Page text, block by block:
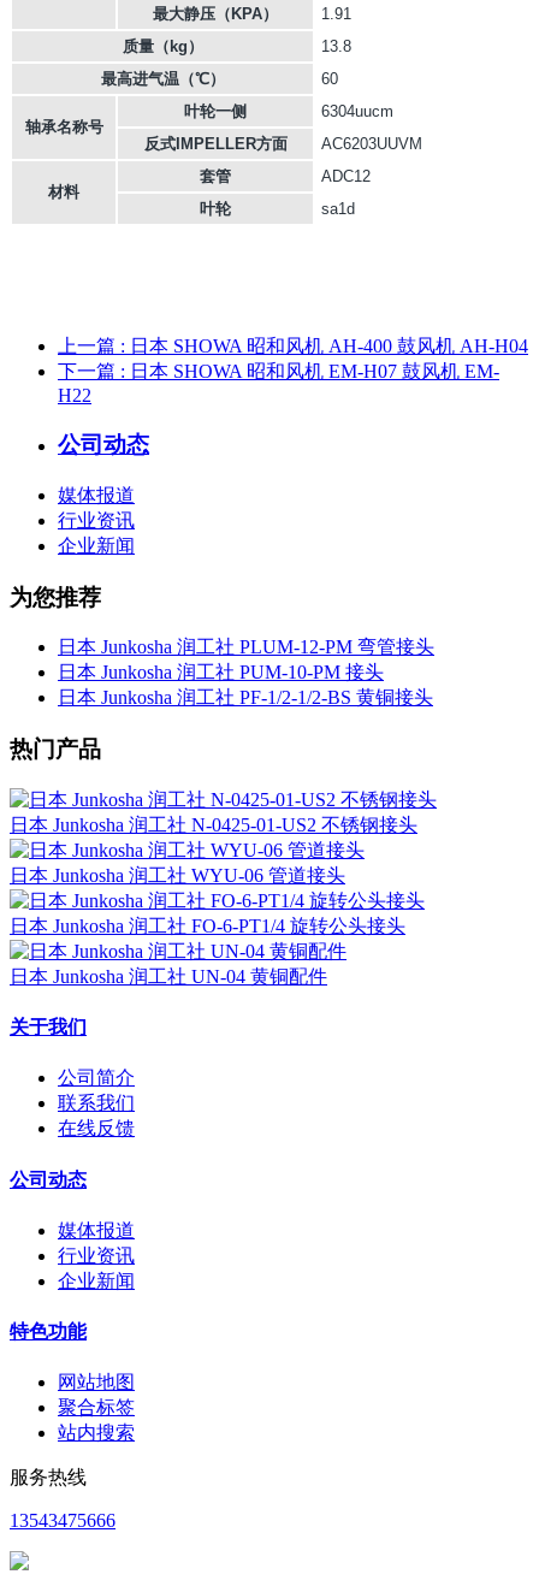
最大静压（KPA）
1.91
质量（kg）
13.8
最高进气温（℃）
60
轴承名称号
叶轮一侧
6304uucm
反式IMPELLER方面
AC6203UUVM
材料
套管
ADC12
叶轮
sa1d
上一篇 : 日本 SHOWA 昭和风机 AH-400 鼓风机 AH-H04
下一篇 : 日本 SHOWA 昭和风机 EM-H07 鼓风机 EM-
H22
公司动态
媒体报道
行业资讯
企业新闻
为您推荐
日本 Junkosha 润工社 PLUM-12-PM 弯管接头
日本 Junkosha 润工社 PUM-10-PM 接头
日本 Junkosha 润工社 PF-1/2-1/2-BS 黄铜接头
热门产品
日本 Junkosha 润工社 N-0425-01-US2 不锈钢接头
日本 Junkosha 润工社 WYU-06 管道接头
日本 Junkosha 润工社 FO-6-PT1/4 旋转公头接头
日本 Junkosha 润工社 UN-04 黄铜配件
关于我们
公司简介
联系我们
在线反馈
公司动态
媒体报道
行业资讯
企业新闻
特色功能
网站地图
聚合标签
站内搜索
服务热线
13543475666